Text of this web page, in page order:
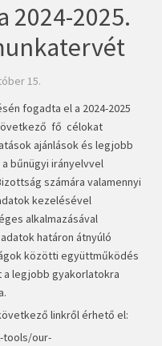
2024-2025.
15.
fogadta el a 2024-2025
fő célokat
ajánlások és legjobb
bűnügyi irányelvvel
számára valamennyi
kezelésével
alkalmazásával
határon átnyúló
közötti együttműködés
a legjobb gyakorlatokra
linkről érhető el:
tools/our-